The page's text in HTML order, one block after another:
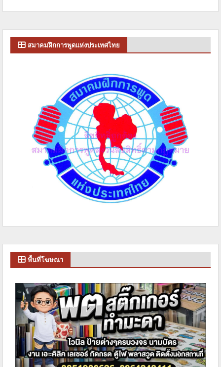
สมาคมฝึกการพูดแห่งประเทศไทย
พื้นที่โฆษณา